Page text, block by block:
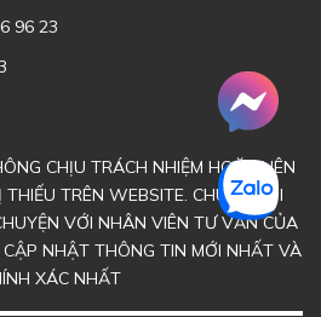
96 23
CHỊU TRÁCH NHIỆM HOẶC LIÊN
TRÊN WEBSITE. CHÚNG TÔI
VỚI NHÂN VIÊN TƯ VẤN CỦA
NHẬT THÔNG TIN MỚI NHẤT VÀ
XÁC NHẤT